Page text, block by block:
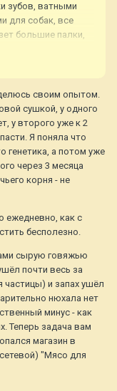
зубов, ватными
для собак, все
большие палки,
которую
очищались
она ела. Всякие
для животных
их давать
я не знаю...
своим опытом.
сушкой, у одного
у второго уже к 2
Я поняла что
генетика, а потом уже
через 3 месяца
корня - не
ежедневно, как с
бесполезно.
сырую говяжью
почти весь за
частицы) и запах ушёл
нюхала нет
минус - как
Теперь задача вам
магазин в
"Мясо для